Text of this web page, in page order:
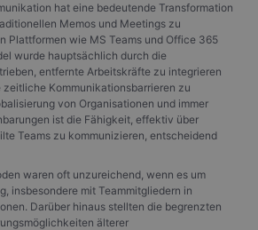
hat eine bedeutende Transformation
Memos und Meetings zu
Plattformen wie MS Teams und Office 365
wurde hauptsächlich durch die
entfernte Arbeitskräfte zu integrieren
Kommunikationsbarrieren zu
von Organisationen und immer
ist die Fähigkeit, effektiv über
Teams zu kommunizieren, entscheidend
waren oft unzureichend, wenn es um
insbesondere mit Teammitgliedern in
Darüber hinaus stellten die begrenzten
älterer